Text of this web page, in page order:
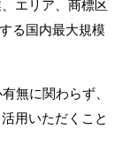
エリア、商標区
る国内最大規模
無に関わらず、
用いただくこと